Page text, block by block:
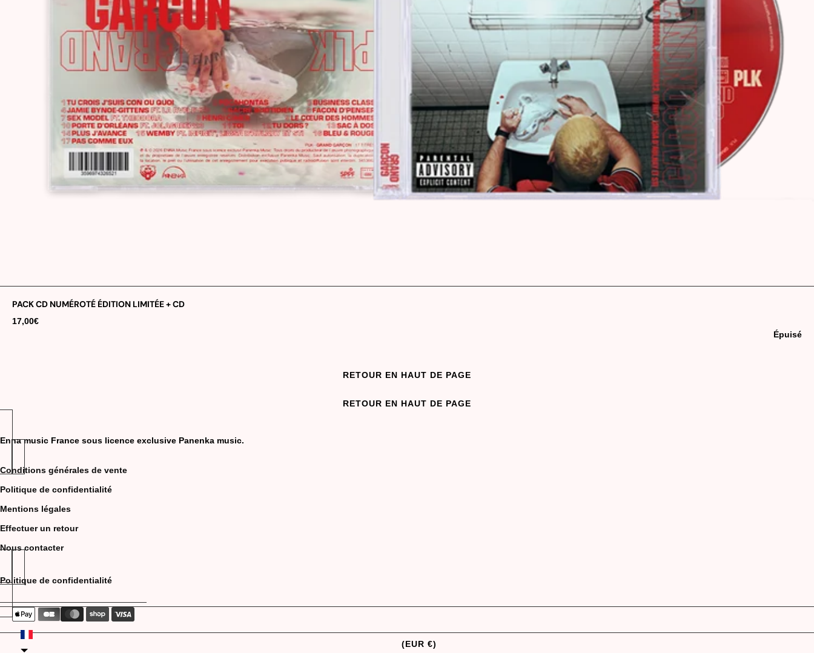
PACK CD NUMÉROTÉ ÉDITION LIMITÉE + CD
17,00€
Épuisé
RETOUR EN HAUT DE PAGE
RETOUR EN HAUT DE PAGE
Enna music France sous licence exclusive Panenka music.
Conditions générales de vente
Politique de confidentialité
Mentions légales
Effectuer un retour
Nous contacter
Politique de confidentialité
FRANCE
(EUR €)